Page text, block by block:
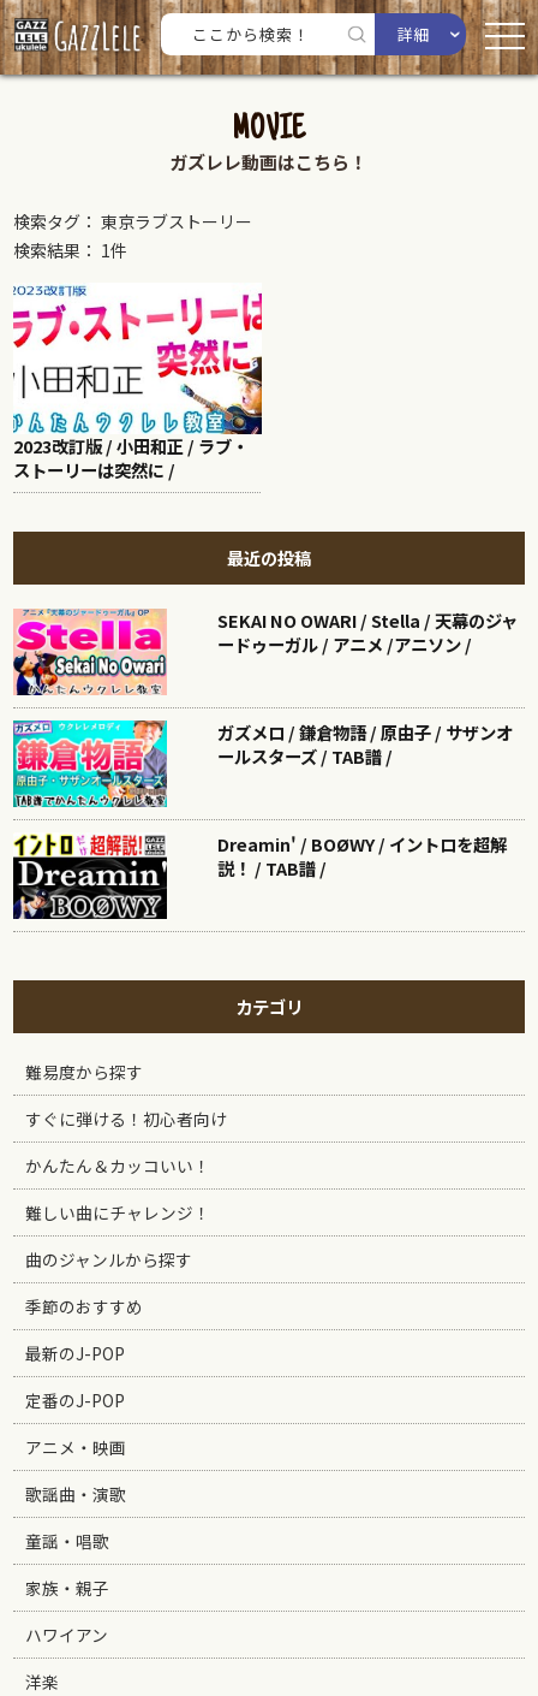
詳細
MOVIE
ガズレレ動画はこちら！
検索タグ： 東京ラブストーリー
検索結果： 1件
2023改訂版 / 小田和正 / ラブ・
ストーリーは突然に /
最近の投稿
SEKAI NO OWARI / Stella / 天幕のジャ
ードゥーガル / アニメ /アニソン /
ガズメロ / 鎌倉物語 / 原由子 / サザンオ
ールスターズ / TAB譜 /
Dreamin' / BOØWY / イントロを超解
説！ / TAB譜 /
カテゴリ
難易度から探す
すぐに弾ける！初心者向け
かんたん＆カッコいい！
難しい曲にチャレンジ！
曲のジャンルから探す
季節のおすすめ
最新のJ-POP
定番のJ-POP
アニメ・映画
歌謡曲・演歌
童謡・唱歌
家族・親子
ハワイアン
洋楽